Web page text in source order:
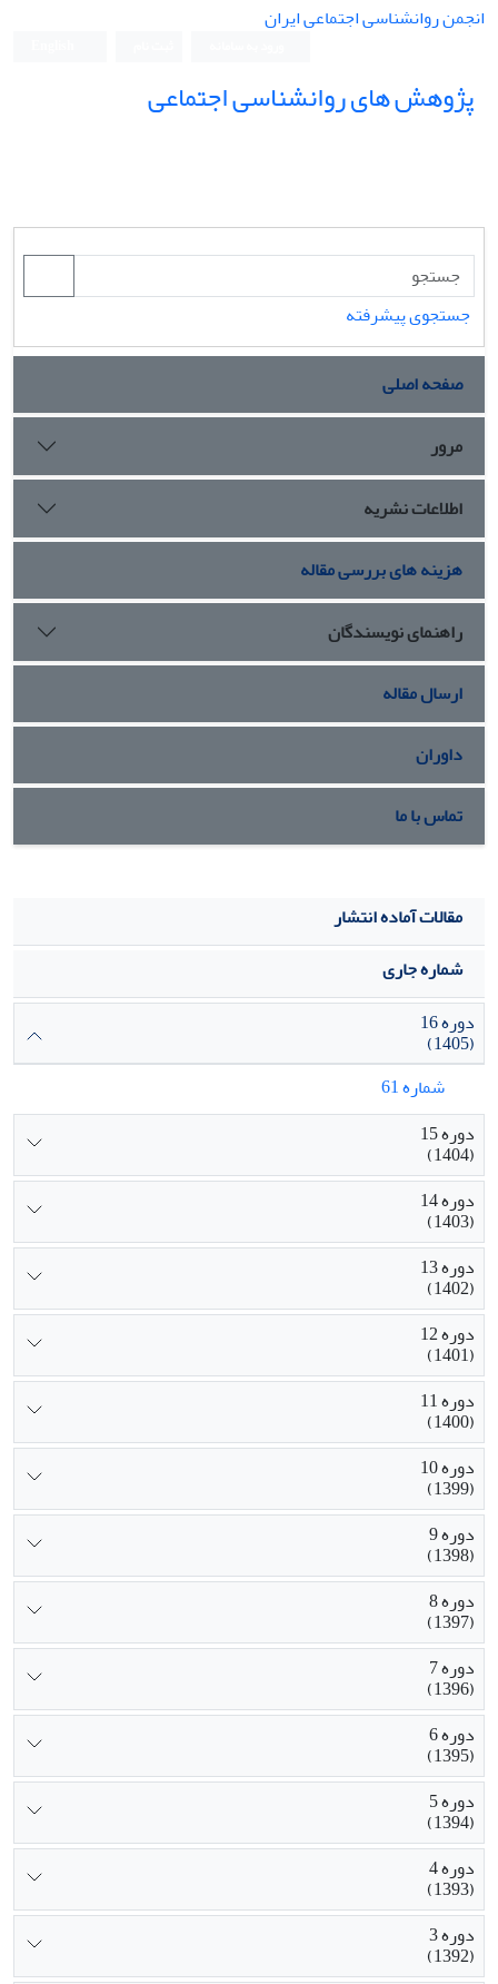
انجمن روانشناسی اجتماعی ایران
پژوهش های روانشناسی اجتماعی
جستجوی پیشرفته
صفحه اصلی
مرور
اطلاعات نشریه
هزینه های بررسی مقاله
راهنمای نویسندگان
ارسال مقاله
داوران
تماس با ما
مقالات آماده انتشار
شماره جاری
دوره 16
(1405)
شماره 61
دوره 15
(1404)
دوره 14
(1403)
دوره 13
(1402)
دوره 12
(1401)
دوره 11
(1400)
دوره 10
(1399)
دوره 9
(1398)
دوره 8
(1397)
دوره 7
(1396)
دوره 6
(1395)
دوره 5
(1394)
دوره 4
(1393)
دوره 3
(1392)